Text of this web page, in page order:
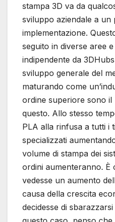
stampa 3D va da
sviluppo aziendale a un
implementazione.
seguito in diverse aree
indipendente da
sviluppo generale del
maturando come
ordine superiore sono il
questo. Allo stesso
PLA alla rinfusa a tutti i
specializzati
volume di stampa dei
ordini aumenteranno. È
vedesse un aumento
causa della crescita
decidesse di